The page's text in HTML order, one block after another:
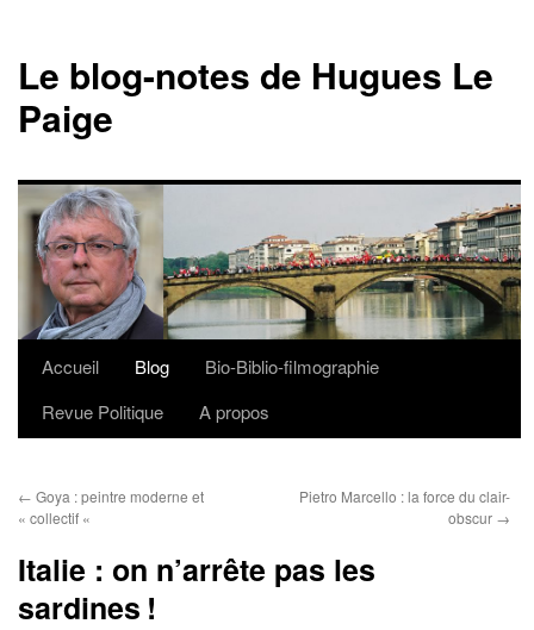
Le blog-notes de Hugues Le
Paige
Aller
Accueil Blog
Bio-Biblio-filmographie
Revue Politique
A propos
← Goya : peintre moderne et
« collectif «
Pietro Marcello : la force du clair-
obscur →
Italie : on n’arrête pas les
sardines !